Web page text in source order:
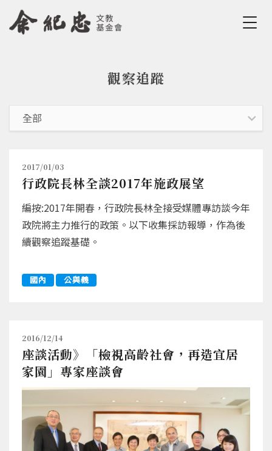
Jump to Navigation
Jump to Main content
觀察追蹤
2017/01/03
行政院長林全談2017年施政展望
編按:2017年開春，行政院長林全接受媒體專訪談今年
政院將主力推行的政策。以下收集採訪報導，作為後
續觀察追蹤基礎。
國內 公與義
2016/12/14
座談活動》「檢視高齡社會，再造宜居
家園」專家座談會